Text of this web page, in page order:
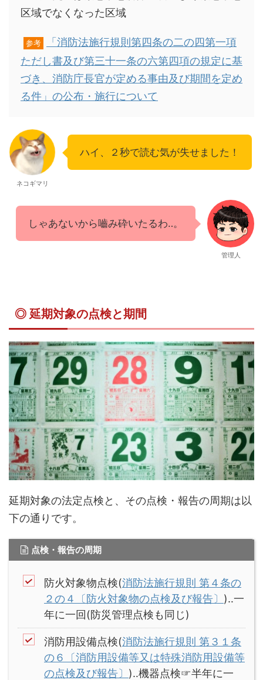
区域でなくなった区域
参考
「消防法施行規則第四条の二の四第一項
ただし書及び第三十一条の六第四項の規定に基
づき、消防庁長官が定める事由及び期間を定め
る件」の公布・施行について
ネコギマリ
ハイ、２秒で読む気が失せました！
しゃあないから嚙み砕いたるわ‥。
管理人
◎ 延期対象の点検と期間
延期対象の法定点検と、その点検・報告の周期は以
下の通りです。
点検・報告の周期
防火対象物点検(消防法施行規則 第４条の
２の４〔防火対象物の点検及び報告〕 )‥一
年に一回(防災管理点検も同じ)
消防用設備点検(消防法施行規則 第３１条
の６〔消防用設備等又は特殊消防用設備等
の点検及び報告〕 )‥機器点検☞半年に一